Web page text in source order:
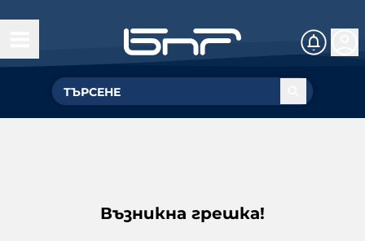
Възникна грешка!